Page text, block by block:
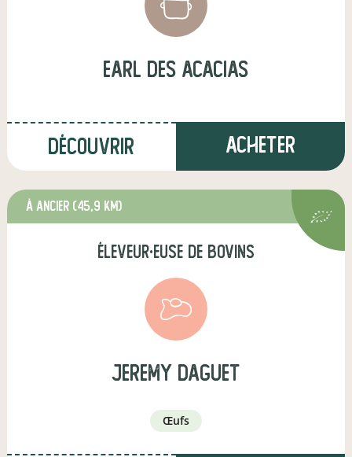
earl des acacias
Découvrir Acheter
à Ancier (45,9 km)
éleveur·euse de bovins
jeremy daguet
œufs